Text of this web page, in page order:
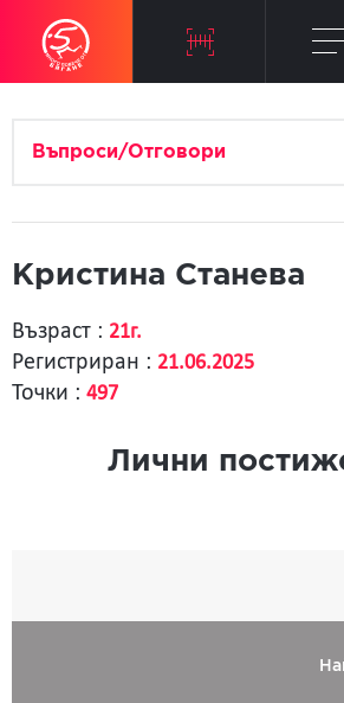
Въпроси/Отговори
Кристина Станева
Възраст : 21г.
Регистриран : 21.06.2025
Точки : 497
Лични